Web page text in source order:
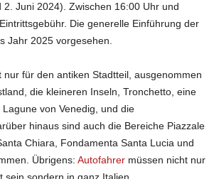
2. Juni 2024). Zwischen 16:00 Uhr und
Die generelle Einführung der
Jahr 2025 vorgesehen.
nur für den antiken Stadtteil, ausgenommen
die kleineren Inseln, Tronchetto, eine
von Venedig, und die
hinaus sind auch die Bereiche Piazzale
Chiara, Fondamenta Santa Lucia und
Übrigens: Autofahrer müssen nicht nur